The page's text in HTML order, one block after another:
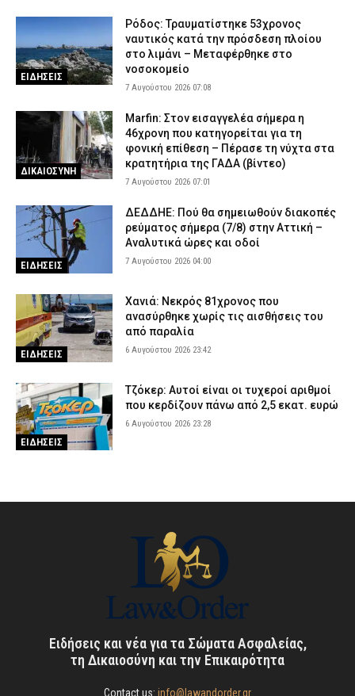
ΕΙΔΗΣΕΙΣ
Ρόδος: Τραυματίστηκε 53χρονος
ναυτικός κατά την πρόσδεση πλοίου
στο λιμάνι – Μεταφέρθηκε στο
νοσοκομείο
7 Αυγούστου 2026 07:08
ΔΙΚΑΙΟΣΥΝΗ
Marfin: Στον εισαγγελέα σήμερα η
46χρονη που κατηγορείται για τη
φονική επίθεση – Πέρασε τη νύχτα στα
κρατητήρια της ΓΑΔΑ (βίντεο)
7 Αυγούστου 2026 07:01
ΕΙΔΗΣΕΙΣ
ΔΕΔΔΗΕ: Πού θα σημειωθούν διακοπές
ρεύματος σήμερα (7/8) στην Αττική –
Αναλυτικά ώρες και οδοί
7 Αυγούστου 2026 04:00
ΕΙΔΗΣΕΙΣ
Χανιά: Νεκρός 81χρονος που
ανασύρθηκε χωρίς τις αισθήσεις του
από παραλία
6 Αυγούστου 2026 23:42
ΕΙΔΗΣΕΙΣ
Τζόκερ: Αυτοί είναι οι τυχεροί αριθμοί
που κερδίζουν πάνω από 2,5 εκατ. ευρώ
6 Αυγούστου 2026 23:28
Ειδήσεις και νέα για τα Σώματα Ασφαλείας,
τη Δικαιοσύνη και την Επικαιρότητα
Contact us: info@lawandorder.gr